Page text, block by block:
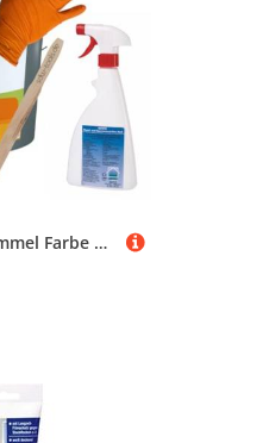
Caparol Anti-Schimmel Farbe Malerit W - weiß 2,5 Liter All in One Set inklusive Schimmelentferner, sdw-tools Rührholz und Nitrilhandschuhe